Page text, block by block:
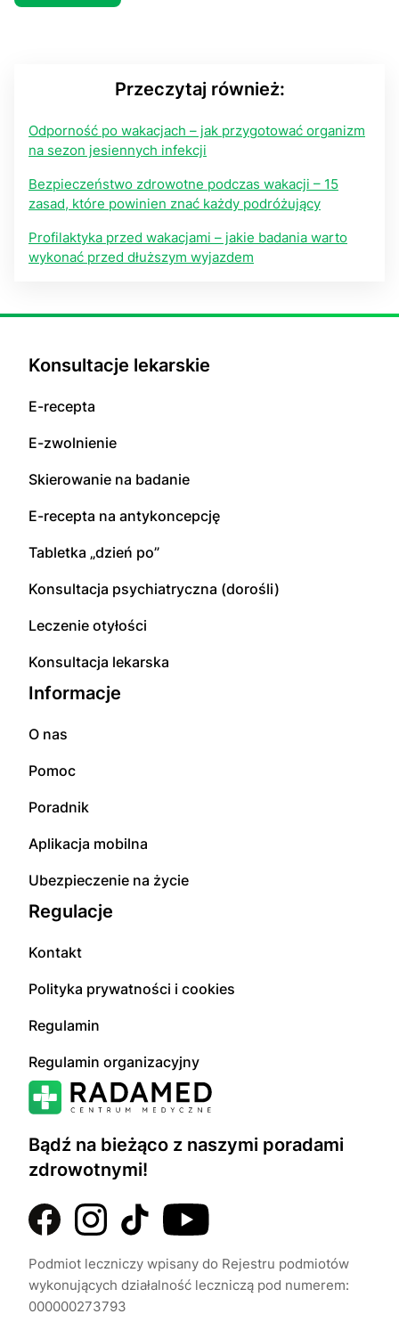
Przeczytaj również:
Odporność po wakacjach – jak przygotować organizm
na sezon jesiennych infekcji
Bezpieczeństwo zdrowotne podczas wakacji – 15
zasad, które powinien znać każdy podróżujący
Profilaktyka przed wakacjami – jakie badania warto
wykonać przed dłuższym wyjazdem
Bądź na bieżąco z naszymi poradami
zdrowotnymi!
Podmiot leczniczy wpisany do Rejestru podmiotów
wykonujących działalność leczniczą pod numerem:
000000273793
Konsultacje lekarskie
E-recepta
E-zwolnienie
Skierowanie na badanie
E-recepta na antykoncepcję
Tabletka „dzień po”
Konsultacja psychiatryczna (dorośli)
Leczenie otyłości
Konsultacja lekarska
Informacje
O nas
Pomoc
Poradnik
Aplikacja mobilna
Ubezpieczenie na życie
Regulacje
Kontakt
Polityka prywatności i cookies
Regulamin
Regulamin organizacyjny